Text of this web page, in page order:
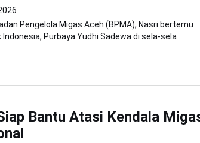
Pengelola Migas Aceh (BPMA), Nasri bertemu
Purbaya Yudhi Sadewa di sela-sela
Bantu Atasi Kendala